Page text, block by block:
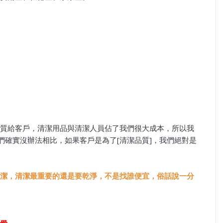
給客戶，清潔用品與清潔人員佔了我們很大成本，所以我
實沒辦法相比，如果客戶是為了[清潔品質]，我們絕對是
， 清潔最重要的還是要乾淨，不是找誰便宜， 俗話說一分